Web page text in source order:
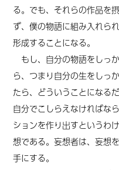
る。でも、それらの作品を
ず、僕の物語に組み入れら
形成することになる。
もし、自分の物語をしっ
ら、つまり自分の生をしっ
たら、どういうことになる
自分でこしらえなければな
ションを作り出すというわ
想である。妄想者は、妄想
手にする。